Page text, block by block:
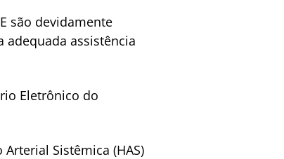
são devidamente
adequada assistência
Eletrônico do
Sistêmica (HAS)